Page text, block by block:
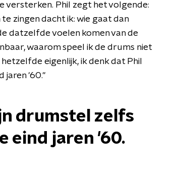
versterken. Phil zegt het volgende:
zingen dacht ik: wie gaat dan
datzelfde voelen komen van de
waarom speel ik de drums niet
eigenlijk, ik denk dat Phil
jaren '60."
drumstel zelfs
eind jaren '60.